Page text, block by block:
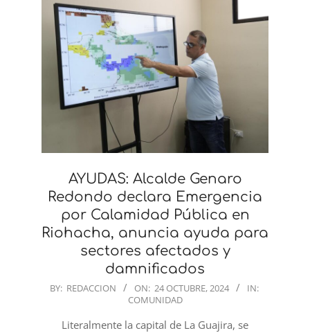
AYUDAS: Alcalde Genaro
Redondo declara Emergencia
por Calamidad Pública en
Riohacha, anuncia ayuda para
sectores afectados y
damnificados
2024-
BY: REDACCION ON: 24 OCTUBRE, 2024
IN:
COMUNIDAD
Literalmente la capital de La Guajira, se